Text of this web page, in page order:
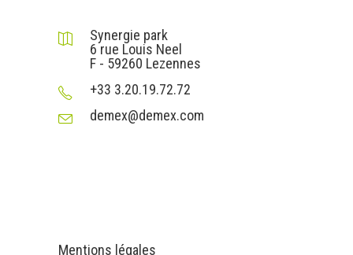
Synergie park
6 rue Louis Neel
F - 59260 Lezennes
+33 3.20.19.72.72
demex@demex.com
Mentions légales